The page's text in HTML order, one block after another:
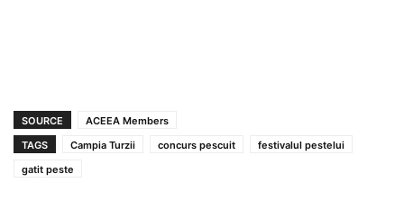
SOURCE
ACEEA Members
TAGS
Campia Turzii concurs pescuit
festivalul pestelui
gatit peste